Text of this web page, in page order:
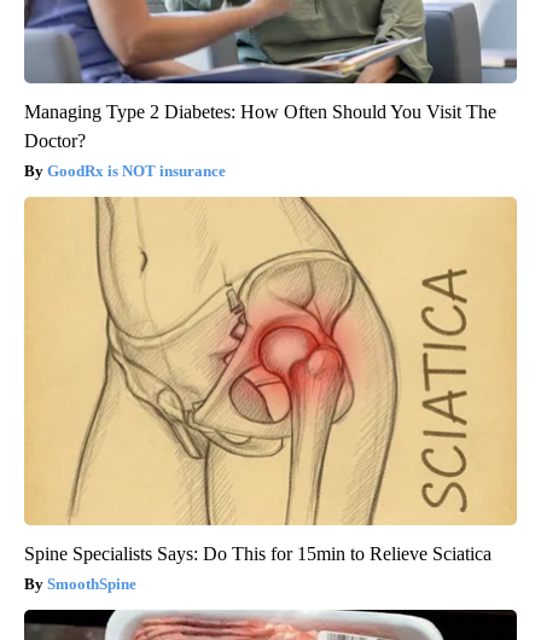
Managing Type 2 Diabetes: How Often Should You Visit The
Doctor?
GoodRx is NOT insurance
Spine Specialists Says: Do This for 15min to Relieve Sciatica
SmoothSpine